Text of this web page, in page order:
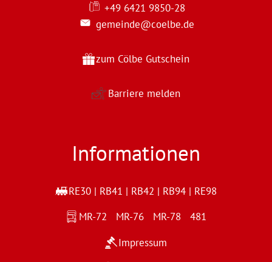
+49 6421 9850-28
gemeinde@coelbe.de
zum Cölbe Gutschein
Barriere melden
Informationen
RE30 | RB41 | RB42 | RB94 | RE98
MR-72 MR-76 MR-78 481
Impressum